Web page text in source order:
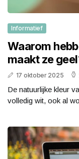
Informatief
Waarom
maakt ze
17 oktober 2025
De natuurlijke kleur
volledig wit, ook al